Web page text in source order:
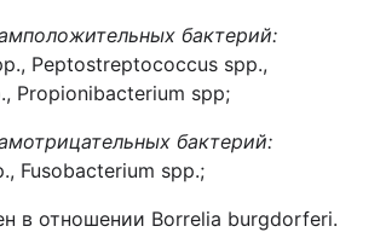
бактерий:
Peptostreptococcus spp.,
Propionibacterium spp;
бактерий:
Fusobacterium spp.;
в отношении Borrelia burgdorferi.